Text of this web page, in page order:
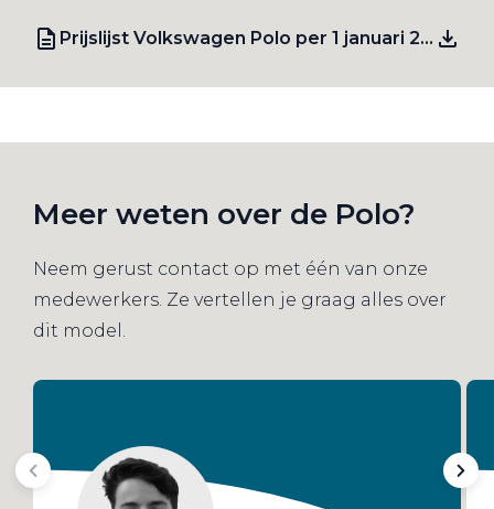
Prijslijst Volkswagen Polo per 1 januari 2026
Meer weten over de Polo?
Neem gerust contact op met één van onze
medewerkers. Ze vertellen je graag alles over
dit model.